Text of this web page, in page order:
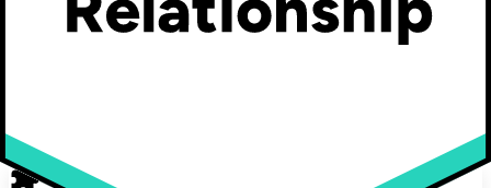
Input e opzioni
Scopri di più